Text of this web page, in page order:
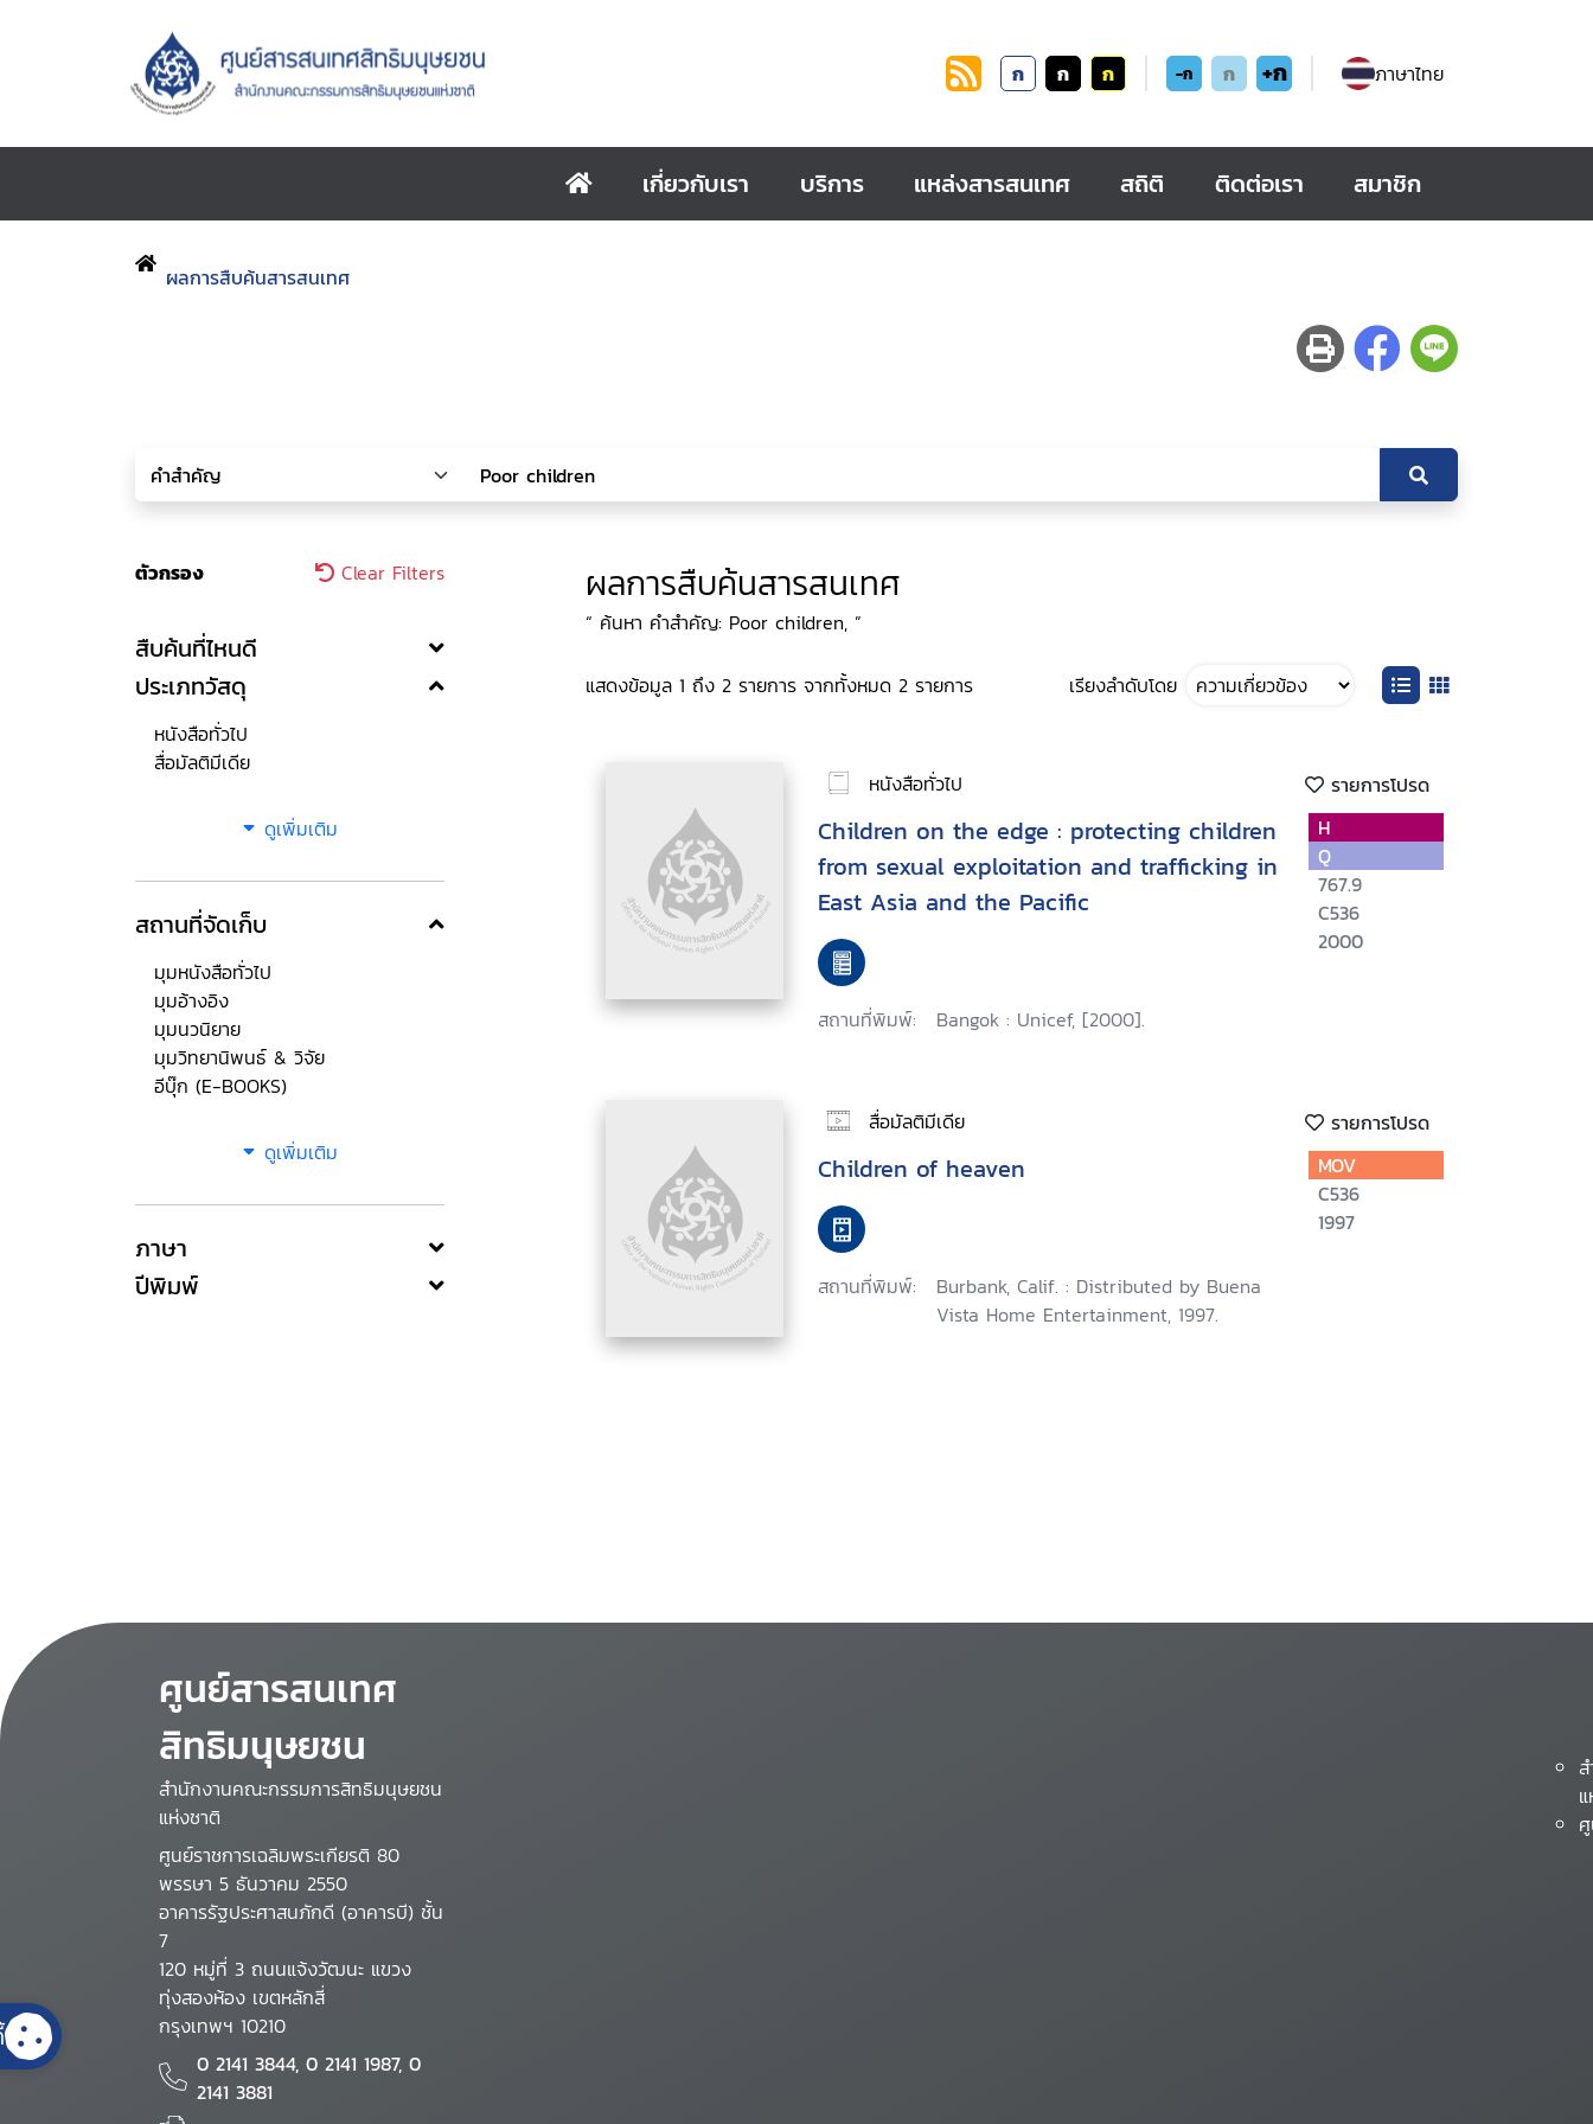
ก ก ก -ก ก +ก ภาษาไทย
เกี่ยวกับเรา บริการ แหล่งสารสนเทศ สถิติ ติดต่อเรา สมาชิก
ผลการสืบค้นสารสนเทศ
ตัวกรอง Clear Filters
สืบค้นที่ไหนดี
ประเภทวัสดุ
หนังสือทั่วไป
สื่อมัลติมีเดีย
ดูเพิ่มเติม
สถานที่จัดเก็บ
มุมหนังสือทั่วไป
มุมอ้างอิง
มุมนวนิยาย
มุมวิทยานิพนธ์ & วิจัย
อีบุ๊ก (E-BOOKS)
ดูเพิ่มเติม
ภาษา
ปีพิมพ์
ผลการสืบค้นสารสนเทศ
“ ค้นหา คำสำคัญ: Poor children, ”
แสดงข้อมูล 1 ถึง 2 รายการ จากทั้งหมด 2 รายการ เรียงลำดับโดย
หนังสือทั่วไป รายการโปรด
Children on the edge : protecting children
from sexual exploitation and trafficking in
East Asia and the Pacific
สถานที่พิมพ์: Bangok : Unicef, [2000].
H
Q
767.9
C536
2000
สื่อมัลติมีเดีย รายการโปรด
Children of heaven
สถานที่พิมพ์:
Burbank, Calif. : Distributed by Buena
Vista Home Entertainment, 1997.
MOV
C536
1997
ศูนย์สารสนเทศ
สิทธิมนุษยชน
สำนักงานคณะกรรมการสิทธิมนุษยชน
แห่งชาติ
ศูนย์ราชการเฉลิมพระเกียรติ 80
พรรษา 5 ธันวาคม 2550
อาคารรัฐประศาสนภักดี (อาคารบี) ชั้น
7
120 หมู่ที่ 3 ถนนแจ้งวัฒนะ แขวง
ทุ่งสองห้อง เขตหลักสี่
กรุงเทพฯ 10210
0 2141 3844, 0 2141 1987, 0
2141 3881